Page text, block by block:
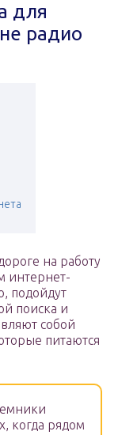
для
радио
на работу
интернет-
подойдут
поиска и
собой
питаются
когда рядом